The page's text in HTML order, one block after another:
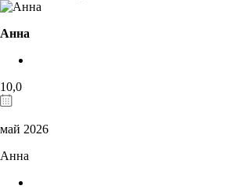
Анна
10,0
май 2026
Анна